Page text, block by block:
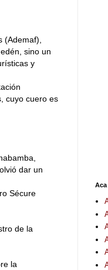
(Ademaf),
sino un
y
cuyo cuero es
dar un
Sécure
de la
la